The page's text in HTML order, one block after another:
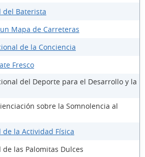
del Baterista
Mapa de Carreteras
de la Conciencia
Fresco
del Deporte para el Desarrollo y la
sobre la Somnolencia al
la Actividad Física
las Palomitas Dulces